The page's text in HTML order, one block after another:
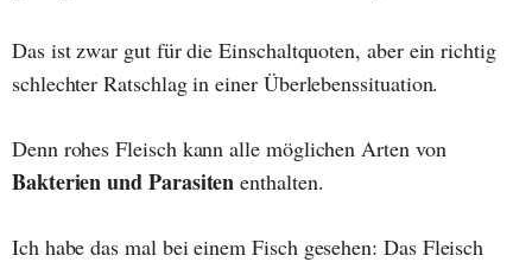
Das ist zwar gut für die Einschaltquoten, aber ein richtig
schlechter Ratschlag in einer Überlebenssituation.
Denn rohes Fleisch kann alle möglichen Arten von
Bakterien und Parasiten enthalten.
Ich habe das mal bei einem Fisch gesehen: Das Fleisch